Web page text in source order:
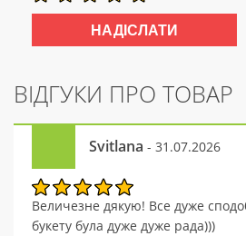
ВІДГУКИ ПРО ТОВАР
Svitlana - 31.07.2026
Величезне дякую! Все дуже
букету була дуже дуже рада)))